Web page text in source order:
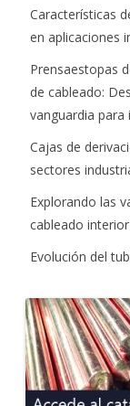
Características
en aplicaciones
Prensaestopas
de cableado:
vanguardia para
Cajas de
sectores
Explorando las
cableado interior
Evolución del